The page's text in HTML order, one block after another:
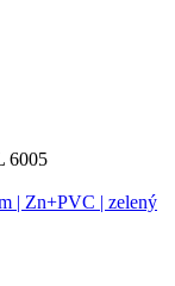
6005
| Zn+PVC | zelený